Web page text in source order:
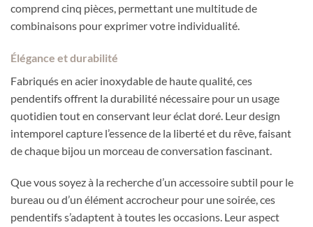
comprend cinq pièces, permettant une multitude de
combinaisons pour exprimer votre individualité.
Élégance et durabilité
Fabriqués en acier inoxydable de haute qualité, ces
pendentifs offrent la durabilité nécessaire pour un usage
quotidien tout en conservant leur éclat doré. Leur design
intemporel capture l’essence de la liberté et du rêve, faisant
de chaque bijou un morceau de conversation fascinant.
Que vous soyez à la recherche d’un accessoire subtil pour le
bureau ou d’un élément accrocheur pour une soirée, ces
pendentifs s’adaptent à toutes les occasions. Leur aspect